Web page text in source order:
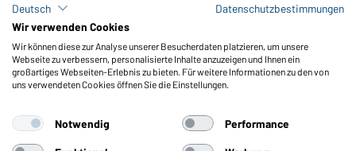
Meldeportal nach Hinweisgeberschutz
Funktionen & Pflege
Produkteigenschaften
Pflegehinweise
Farben
Deutsch
Datenschutzbestimmungen
Wir verwenden Cookies
Wir können diese zur Analyse unserer Besucherdaten platzieren, um unsere
Webseite zu verbessern, personalisierte Inhalte anzuzeigen und Ihnen ein
großartiges Webseiten-Erlebnis zu bieten. Für weitere Informationen zu den von
uns verwendeten Cookies öffnen Sie die Einstellungen.
Notwendig Performance